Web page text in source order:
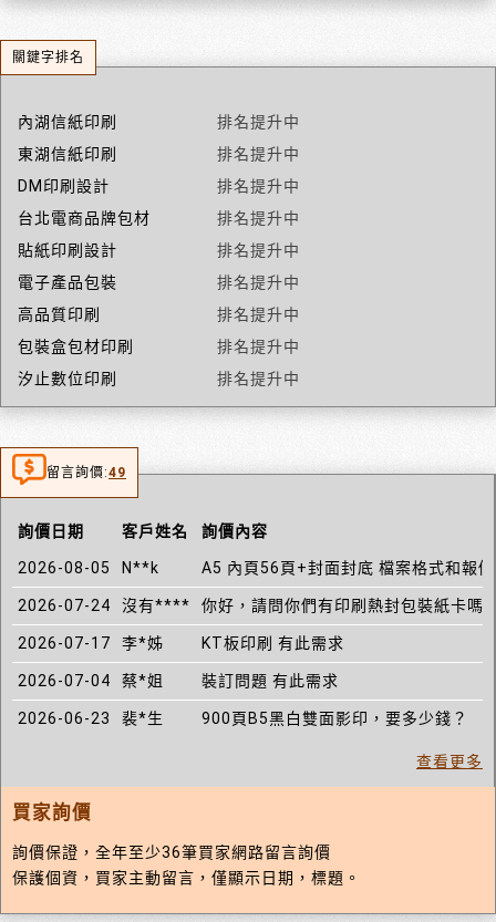
關鍵字排名
內湖信紙印刷
排名提升中
東湖信紙印刷
排名提升中
DM印刷設計
排名提升中
台北電商品牌包材
排名提升中
貼紙印刷設計
排名提升中
電子產品包裝
排名提升中
高品質印刷
排名提升中
包裝盒包材印刷
排名提升中
汐止數位印刷
排名提升中
留言詢價:49
詢價日期 客戶姓名 詢價內容
2026-08-05 N**k A5 內頁56頁+封面封底 檔案格式和報價
2026-07-24 沒有**** 你好，請問你們有印刷熱封包裝紙卡嗎?
2026-07-17 李*姊 KT板印刷 有此需求
2026-07-04 蔡*姐 裝訂問題 有此需求
2026-06-23 裴*生 900頁B5黑白雙面影印，要多少錢？
查看更多
買家詢價
詢價保證，全年至少36筆買家網路留言詢價
保護個資，買家主動留言，僅顯示日期，標題。